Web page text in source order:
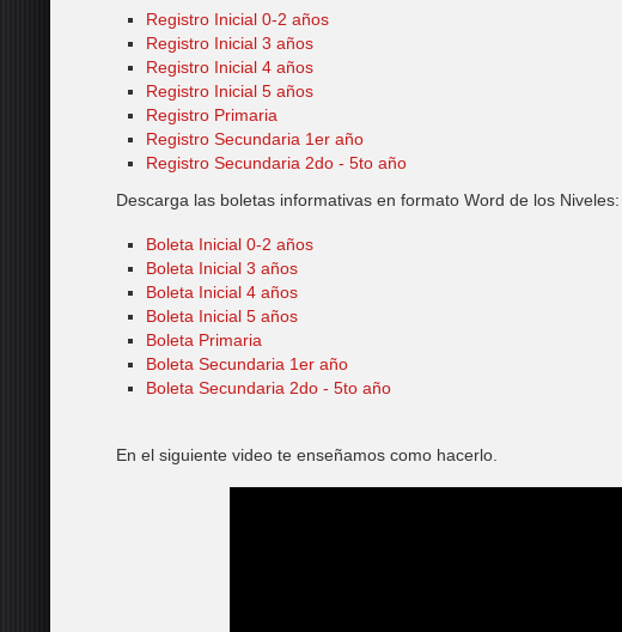
Registro Inicial 0-2 años
Registro Inicial 3 años
Registro Inicial 4 años
Registro Inicial 5 años
Registro Primaria
Registro Secundaria 1er año
Registro Secundaria 2do - 5to año
Descarga las boletas informativas en formato Word de los
Boleta Inicial 0-2 años
Boleta Inicial 3 años
Boleta Inicial 4 años
Boleta Inicial 5 años
Boleta Primaria
Boleta Secundaria 1er año
Boleta Secundaria 2do - 5to año
En el siguiente video te enseñamos como hacerlo.